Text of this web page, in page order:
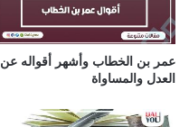
عمر بن الخطاب وأشهر أقواله عن
العدل والمساواة